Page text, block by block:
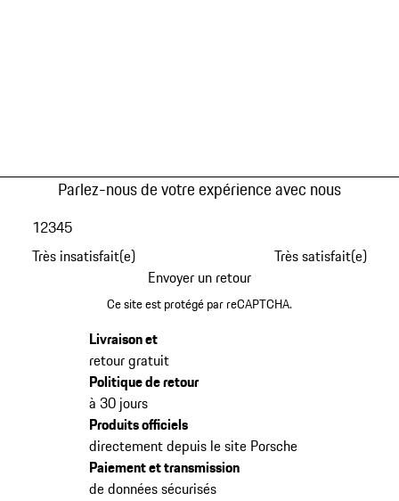
Parlez-nous de votre expérience avec nous
Très insatisfait(e)
12345
Très satisfait(e)
Envoyer un retour
Ce site est protégé par reCAPTCHA.
Livraison et
retour gratuit
Politique de retour
à 30 jours
Produits officiels
directement depuis le site Porsche
Paiement et transmission
de données sécurisés